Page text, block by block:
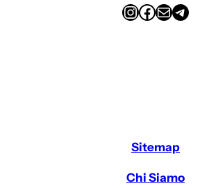
InstagramFacebook Email Telegram
Sitemap
Chi Siamo